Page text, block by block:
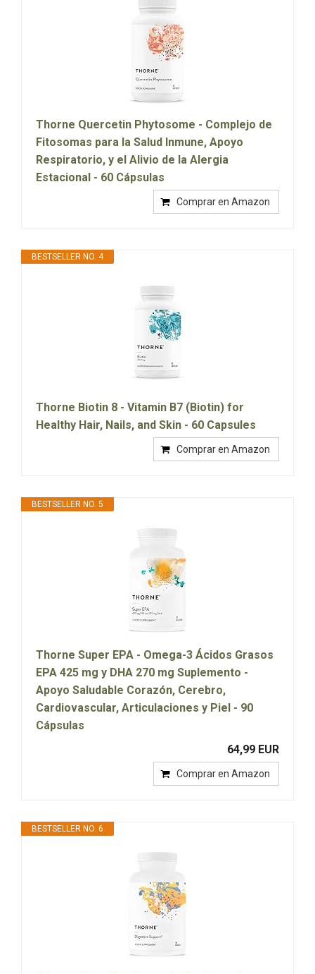
Thorne Quercetin Phytosome - Complejo de
Fitosomas para la Salud Inmune, Apoyo
Respiratorio, y el Alivio de la Alergia
Estacional - 60 Cápsulas
Comprar en Amazon
BESTSELLER NO. 4
Thorne Biotin 8 - Vitamin B7 (Biotin) for
Healthy Hair, Nails, and Skin - 60 Capsules
Comprar en Amazon
BESTSELLER NO. 5
Thorne Super EPA - Omega-3 Ácidos Grasos
EPA 425 mg y DHA 270 mg Suplemento -
Apoyo Saludable Corazón, Cerebro,
Cardiovascular, Articulaciones y Piel - 90
Cápsulas
64,99 EUR
Comprar en Amazon
BESTSELLER NO. 6